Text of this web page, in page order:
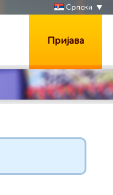
Српски
Пријава